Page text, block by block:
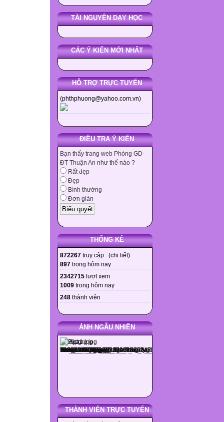
TÀI NGUYÊN DẠY HỌC
CÁC Ý KIẾN MỚI NHẤT
HỖ TRỢ TRỰC TUYẾN
(phthphuong@yahoo.com.vn)
ĐIỀU TRA Ý KIẾN
Bạn thấy trang web Phòng GD-
ĐT Thuận An như thế nào ?
Rất đẹp
Đẹp
Bình thường
Đơn giản
THỐNG KÊ
872267 truy cập (chi tiết)
897 trong hôm nay
2342715 lượt xem
1009 trong hôm nay
248 thành viên
ẢNH NGẪU NHIÊN
THÀNH VIÊN TRỰC TUYẾN